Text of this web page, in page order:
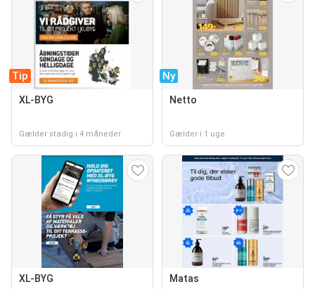
Tip
XL-BYG
Gælder stadig i 4 måneder
Ny
Netto
Gælder i 1 uge
XL-BYG Matas